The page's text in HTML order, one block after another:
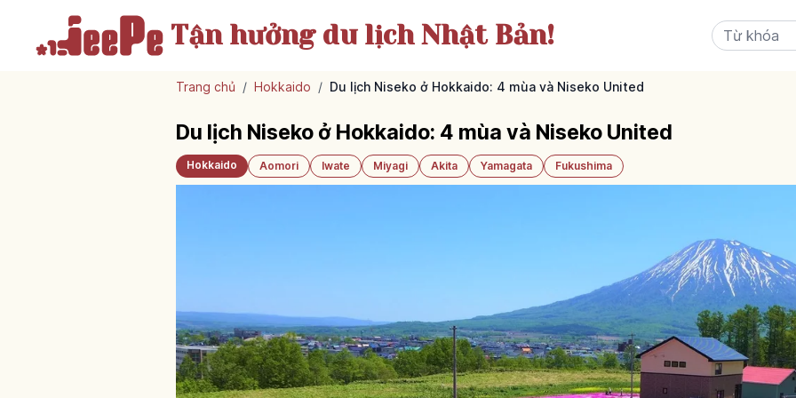
Tận hưởngdu lịch Nhật Bản!
Trang chủ / Hokkaido / Du lịch Niseko ở Hokkaido: 4 mùa và Niseko United
Du lịch Niseko ở Hokkaido: 4 mùa và Niseko United
Hokkaido Aomori Iwate Miyagi Akita Yamagata Fukushima